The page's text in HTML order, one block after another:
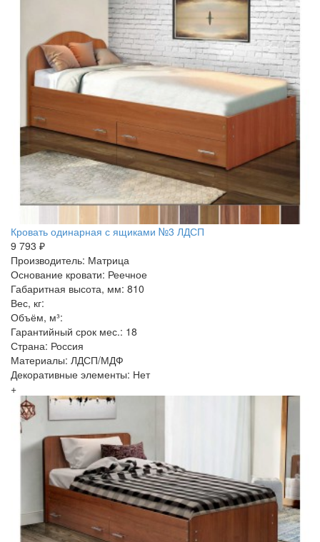
Кровать одинарная с ящиками №3 ЛДСП
9 793 ₽
Производитель: Матрица
Основание кровати: Реечное
Габаритная высота, мм: 810
Вес, кг:
Объём, м³:
Гарантийный срок мес.: 18
Страна: Россия
Материалы: ЛДСП/МДФ
Декоративные элементы: Нет
+